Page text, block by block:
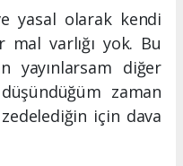
yasal olarak kendi
varlığı yok. Bu
yayınlarsam diğer
zaman
için dava